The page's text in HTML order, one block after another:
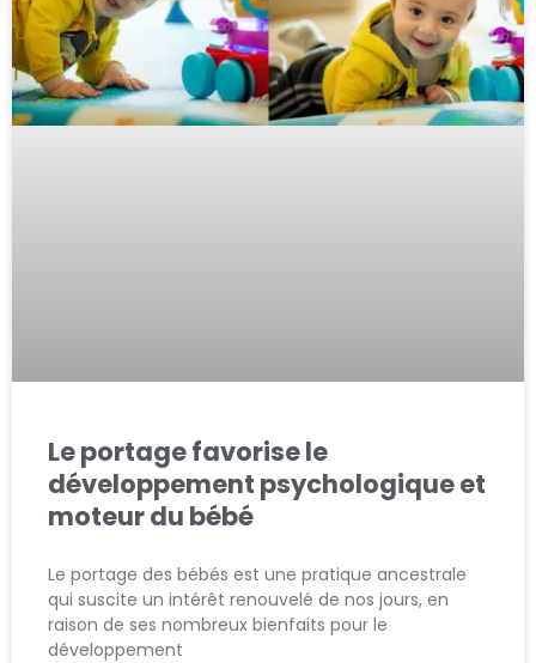
Le portage favorise le
développement psychologique et
moteur du bébé
Le portage des bébés est une pratique ancestrale
qui suscite un intérêt renouvelé de nos jours, en
raison de ses nombreux bienfaits pour le
développement